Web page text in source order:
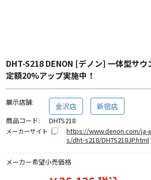
DHT-S218 DENON [デノン] 一体型サ
定額20%アップ実施中！
展示店舗: 金沢店 新宿店
商品コード: DHTS218
メーカーサイト
https://www.denon.com/
s/dht-s218/DHTS218JP.html
メーカー希望小売価格